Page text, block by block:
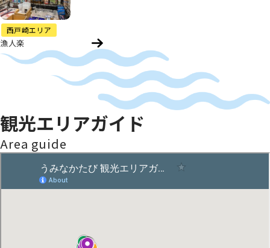
西戸崎エリア
漁人楽
観光エリアガイド
Area guide